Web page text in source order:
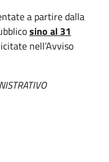
a partire dalla
sino al 31
nell’Avviso